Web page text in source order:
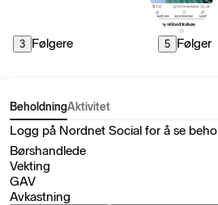
3 Følgere 5 Følger
BeholdningAktivitet
Logg på Nordnet Social for å se
Børshandlede
Vekting
GAV
Avkastning